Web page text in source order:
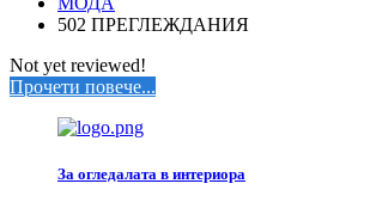
502 ПРЕГЛЕЖДАНИЯ
Not yet reviewed!
Прочети повече...
За огледалата в интериора